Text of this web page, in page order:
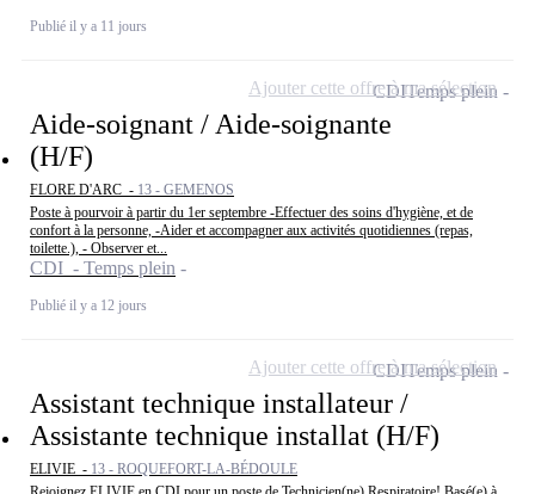
Publié il y a 11 jours
Aide-soignant / Aide-soignante
(H/F)
FLORE D'ARC - 13 - GEMENOS
Poste à pourvoir à partir du 1er septembre -Effectuer des soins d'hygiène, et de
confort à la personne, -Aider et accompagner aux activités quotidiennes (repas,
toilette.), - Observer et...
CDI - Temps plein
Publié il y a 12 jours
CDITemps plein
Ajouter cette offre à ma sélection
Assistant technique installateur /
Assistante technique installat (H/F)
ELIVIE - 13 - ROQUEFORT-LA-BÉDOULE
CDITemps plein
Ajouter cette offre à ma sélection